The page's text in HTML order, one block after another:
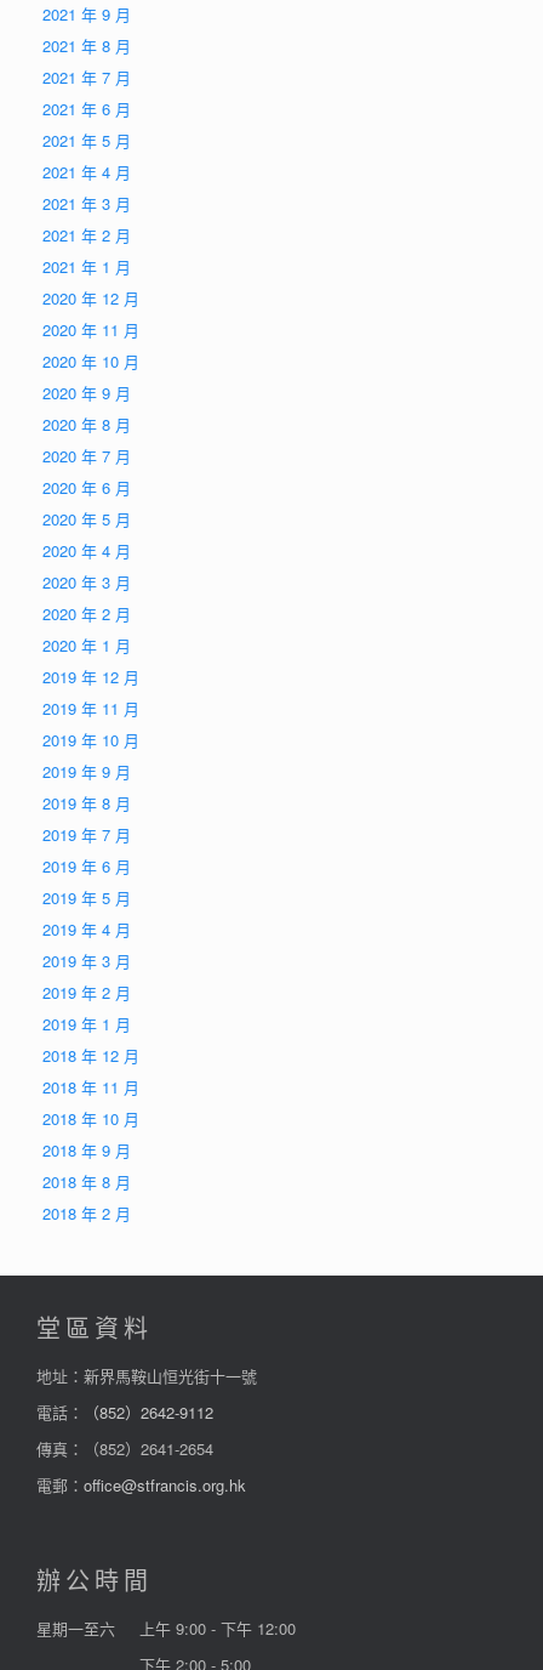
2021 年 9 月
2021 年 8 月
2021 年 7 月
2021 年 6 月
2021 年 5 月
2021 年 4 月
2021 年 3 月
2021 年 2 月
2021 年 1 月
2020 年 12 月
2020 年 11 月
2020 年 10 月
2020 年 9 月
2020 年 8 月
2020 年 7 月
2020 年 6 月
2020 年 5 月
2020 年 4 月
2020 年 3 月
2020 年 2 月
2020 年 1 月
2019 年 12 月
2019 年 11 月
2019 年 10 月
2019 年 9 月
2019 年 8 月
2019 年 7 月
2019 年 6 月
2019 年 5 月
2019 年 4 月
2019 年 3 月
2019 年 2 月
2019 年 1 月
2018 年 12 月
2018 年 11 月
2018 年 10 月
2018 年 9 月
2018 年 8 月
2018 年 2 月
堂區資料
地址：新界馬鞍山恒光街十一號
電話：
（852）2642-9112
傳真：（852）2641-2654
電郵： office@stfrancis.org.hk
辦公時間
星期一至六
上午 9:00 - 下午 12:00
下午 2:00 - 5:00